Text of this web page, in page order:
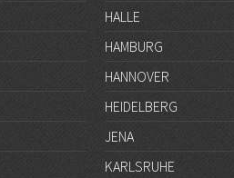
HALLE
HAMBURG
HANNOVER
HEIDELBERG
JENA
KARLSRUHE